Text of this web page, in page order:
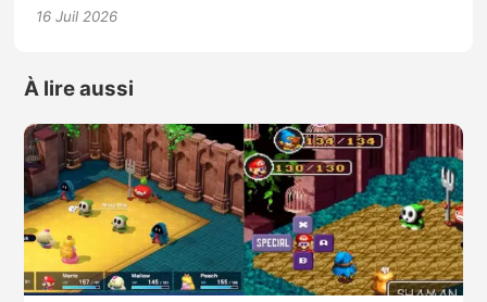
16 Juil 2026
À lire aussi